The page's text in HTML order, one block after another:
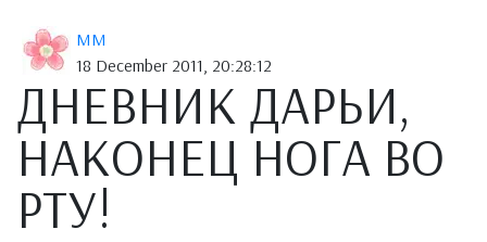
MM
18 December 2011, 20:28:12
ДНЕВНИК ДАРЬИ,
НАКОНЕЦ НОГА ВО
РТУ!